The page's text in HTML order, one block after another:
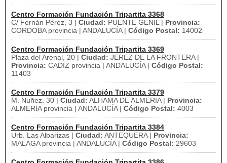
Centro Formación Fundación Tripartita 3368
C/ Fernán Pérez, 3 | Ciudad: PUENTE GENIL | Provincia:
CORDOBA provincia | ANDALUCÍA | Código Postal: 14002
Centro Formación Fundación Tripartita 3369
Plaza del Arenal, 20 | Ciudad: JEREZ DE LA FRONTERA |
Provincia: CADIZ provincia | ANDALUCÍA | Código Postal:
11403
Centro Formación Fundación Tripartita 3379
M. Nuñez. 30 | Ciudad: ALHAMA DE ALMERIA | Provincia:
ALMERIA provincia | ANDALUCÍA | Código Postal: 4003
Centro Formación Fundación Tripartita 3384
Urb. Las Albarizas | Ciudad: ANTEQUERA | Provincia:
MALAGA provincia | ANDALUCÍA | Código Postal: 29603